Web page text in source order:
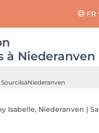
FR
à Niederanven
àNiederanven